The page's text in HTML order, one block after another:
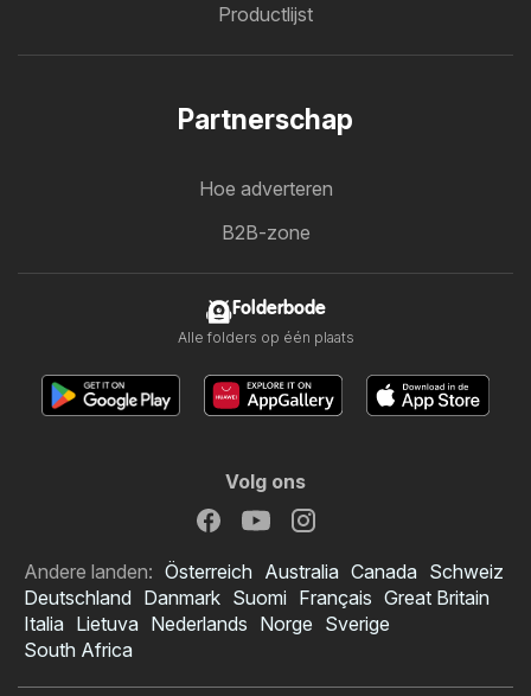
Productlijst
Partnerschap
Hoe adverteren
B2B-zone
Folderbode
Alle folders op één plaats
Volg ons
Andere landen: Österreich Australia Canada Schweiz
Deutschland Danmark Suomi Français Great Britain
Italia Lietuva Nederlands Norge Sverige
South Africa